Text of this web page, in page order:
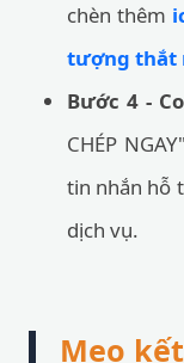
chèn thêm
tượng thắt
Bước 4 -
CHÉP
tin nhắn hỗ
dịch vụ.
Mẹo